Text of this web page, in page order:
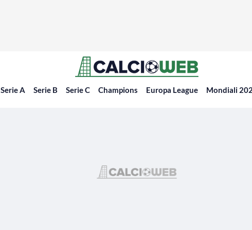
Serie A Serie B Serie C Champions Europa League Mondiali